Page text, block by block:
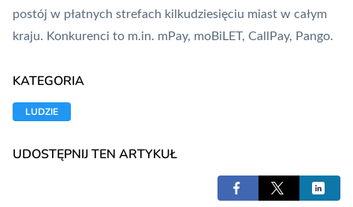
postój w płatnych strefach kilkudziesięciu miast w całym
kraju. Konkurenci to m.in. mPay, moBiLET, CallPay, Pango.
KATEGORIA
LUDZIE
UDOSTĘPNIJ TEN ARTYKUŁ